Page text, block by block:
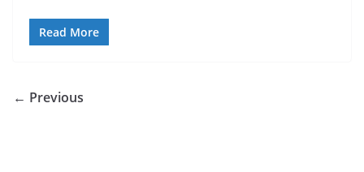
Read More
← Previous